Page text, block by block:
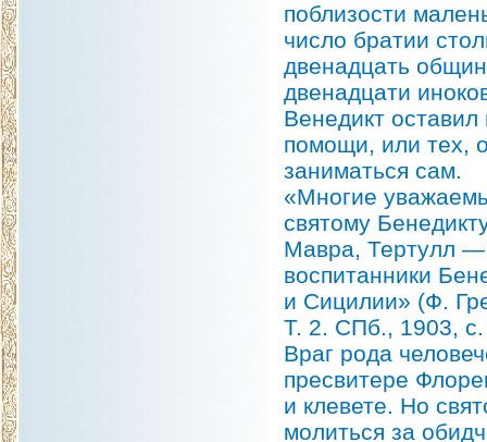
поблизости
число братии
двенадцать
двенадцати
Венедикт
помощи, или тех,
заниматься сам.
«Многие
святому
Мавра, Тертулл
воспитанники
и Сицилии» (Ф.
Т. 2. СПб., 1903,
Враг рода
пресвитере
и клевете. Но
молиться за